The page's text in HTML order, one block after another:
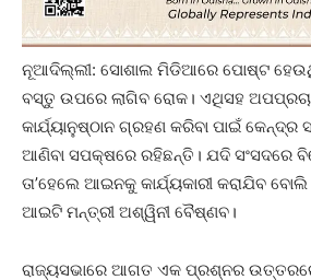
ନୂଆଦିଲ୍ଲୀ: ସୋଶାଲ ମିଡିଆରେ ପୋଷ୍ଟ
ବସ୍ତୁ ଉପରେ ଲାଗିବ ରୋକ। ଏଥିସହ
କାର୍ଯ୍ୟାନୁଷ୍ଠାନ ଗ୍ରହଣ କରିବା ପାଇଁ
ଆଣିବା ସପକ୍ଷରେ ରହିଛନ୍ତି। ଯଦି ସଂସଦରେ
ତା’ହେଲେ ଆଇନକୁ କାର୍ଯ୍ୟକାରୀ କରାଯିବ
ଆଇଟି ମନ୍ତ୍ରୀ ଅଶ୍ୱିନୀ ବୈଷ୍ଣବ।
ରାଜ୍ୟସଭାରେ ଆଗତ ଏକ ପ୍ରଶ୍ନର